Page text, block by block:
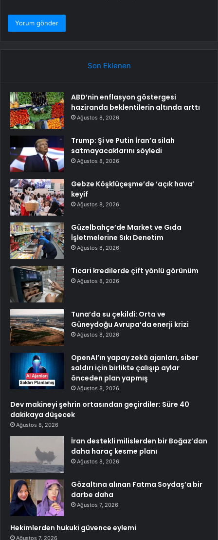
Son Eklenen
ABD’nin enflasyon göstergesi
haziranda beklentilerin altında arttı
Ağustos 8, 2026
Trump: Şi ve Putin İran’a silah
satmayacaklarını söyledi
Ağustos 8, 2026
Gebze Köşklüçeşme’de ‘açık hava’
keyif
Ağustos 8, 2026
Güzelbahçe’de Market ve Gıda
İşletmelerine Sıkı Denetim
Ağustos 8, 2026
Ticari kredilerde çift yönlü görünüm
Ağustos 8, 2026
Tuna’da su çekildi: Orta ve
Güneydoğu Avrupa’da enerji krizi
Ağustos 8, 2026
OpenAI’ın yapay zekâ ajanları, siber
saldırı için birlikte çalışıp aylar
önceden plan yapmış
Ağustos 8, 2026
Dev makineyi şehrin ortasından geçirdiler: Süre 40
dakikaya düşecek
Ağustos 8, 2026
İran destekli milislerden bir Boğaz’dan
daha haraç kesme planı
Ağustos 8, 2026
Gözaltına alınan Fatma Soydaş’a bir
darbe daha
Ağustos 7, 2026
Hekimlerden hukuki güvence eylemi
Ağustos 7, 2026